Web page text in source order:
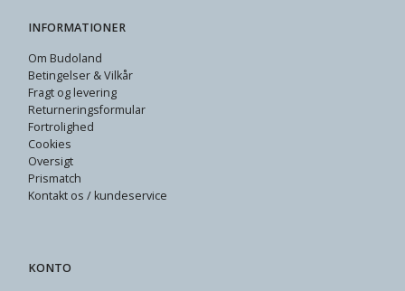
INFORMATIONER
Om Budoland
Betingelser & Vilkår
Fragt og levering
Returneringsformular
Fortrolighed
Cookies
Oversigt
Prismatch
Kontakt os / kundeservice
KONTO